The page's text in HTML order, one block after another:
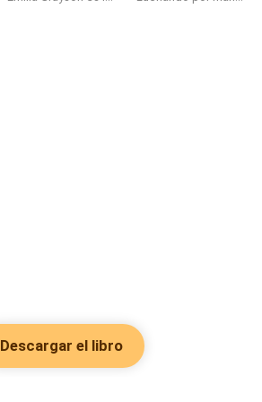
Descargar el libro